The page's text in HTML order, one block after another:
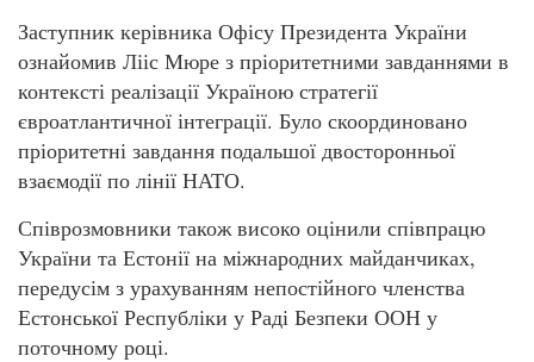
Заступник керівника Офісу Президента України
ознайомив Лііс Мюре з пріоритетними завданнями в
контексті реалізації Україною стратегії
євроатлантичної інтеграції. Було скоординовано
пріоритетні завдання подальшої двосторонньої
взаємодії по лінії НАТО.
Співрозмовники також високо оцінили співпрацю
України та Естонії на міжнародних майданчиках,
передусім з урахуванням непостійного членства
Естонської Республіки у Раді Безпеки ООН у
поточному році.